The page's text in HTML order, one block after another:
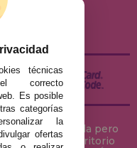
en Sevilla pero
ciudad del territorio
técnicas
correcto
Es posible
categorías
la
ofertas